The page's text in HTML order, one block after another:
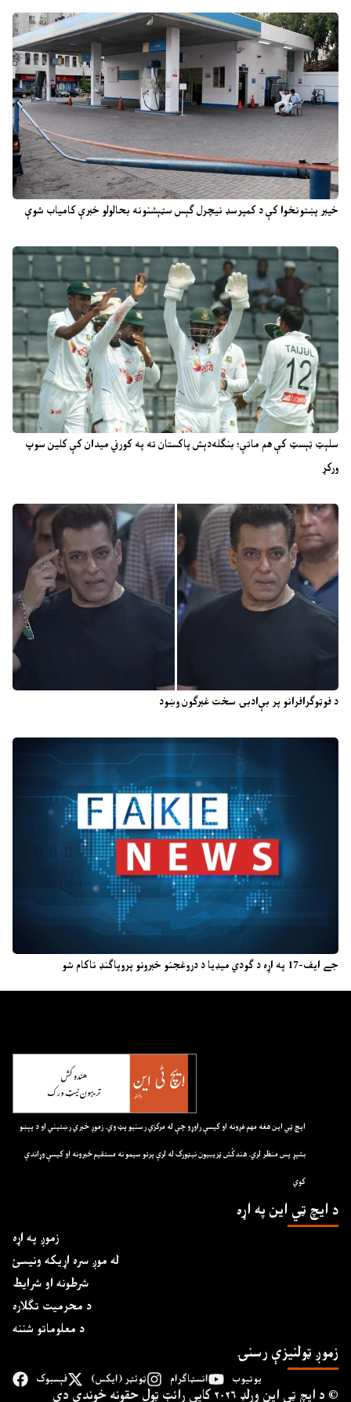
خیبر پښتونخوا کې د کمپرسډ نیچرل ګېس سټېشنونه بحالولو خبرې کامیاب شوې
سلېټ ټېسټ کې هم ماتې؛ بنګله‌دېش پاکستان ته په کورني میدان کې کلین سوپ
ورکړ
د فوټوګرافرانو پر بې‌ادبۍ سخت غبرګون وښود
جے ایف-17 په اړه د ګودي میډیا د دروغجنو خبرونو پروپاګنډ ناکام شو
ايچ ټي اين هغه مهم غږونه او کيسې راوړو چې له مرکزي رسنيو پټ وي. زموږ خبري رښتيني او د پېښو
بشپړ پس منظر لري. هندکُش ټريبيون نيټورک له لرې پرتو سيمو نه مستقيم خبرونه او کيسې وړاندې
کوي
د ايچ ټي اين په اړه
زموږ په اړه
له موږ سره اړیکه ونیسئ
شرطونه او شرایط
د محرمیت تګلاره
د معلوماتو شننه
زموږ ټولنیزې رسنۍ
فېسبوک ټوئټر (ایکس) انسټاګرام یوتیوب
د ايچ ټي اين وﺭلډ ۲۰۲۶ کاپي ﺭائټ ټول حقونه خوندي دي ©